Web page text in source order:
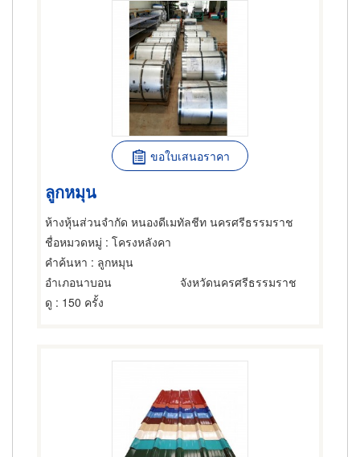
ขอใบเสนอราคา
ลูกหมุน
ห้างหุ้นส่วนจำกัด หนองดีเมทัลชีท นครศรีธรรมราช
ชื่อหมวดหมู่ : โครงหลังคา
คำค้นหา : ลูกหมุน
อำเภอนาบอน
จังหวัดนครศรีธรรมราช
ดู : 150 ครั้ง